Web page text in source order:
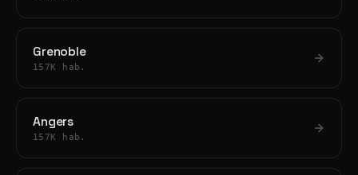
Grenoble
157K hab.
Angers
157K hab.